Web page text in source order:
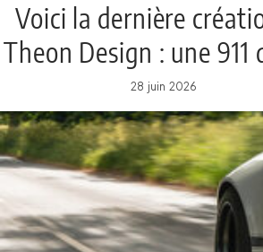
Voici la dernière
Theon Design : une 911
chevaux
28 juin 2026